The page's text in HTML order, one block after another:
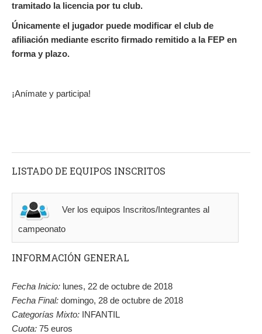
tramitado la licencia por tu club.
Únicamente el jugador puede modificar el club de
afiliación mediante escrito firmado remitido a la FEP en
forma y plazo.
¡Anímate y participa!
LISTADO DE EQUIPOS INSCRITOS
Ver los equipos Inscritos/Integrantes al
campeonato
INFORMACIÓN GENERAL
Fecha Inicio: lunes, 22 de octubre de 2018
Fecha Final: domingo, 28 de octubre de 2018
Categorías Mixto: INFANTIL
Cuota: 75 euros